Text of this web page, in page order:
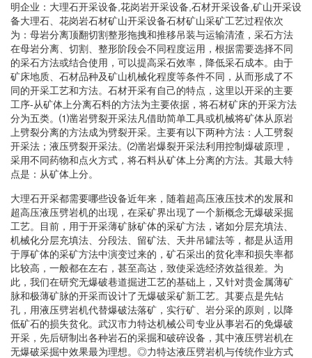
明企业：大理石开采设备,花岗岩开采设备,石材开采设备,矿山开采设
备大理石、花岗岩石材矿山开采设备石材矿山采矿工艺过程依次
为：母岩分离顶翻切割整形拖拽和推移吊装与运输清渣，采石方法
在母岩分离、切割、整形阶段会不同程度运用，根据需要选择不同
的采石方法或结合使用，可以提高采石效率，降低采石成本。由于
矿床地质、石材品种及矿山机械化程度等条件不同，从而形成了不
同的开采工艺和方法。石材开采有自己的特点，这里以开采的主要
工序-从矿体上分离石料的方法为主要依据，将石材矿床的开采方法
分为五类。⑴凿岩劈裂开采法凡借助简单工具或机械将矿体从原岩
上劈裂分离的方法成为劈裂开采。主要有以下两种方法：人工劈裂
开采法；液压劈裂开采法。⑵凿岩爆裂开采法利用控制爆破原理，
采用不同药物和点火方式，将石料从矿体上分离的方法。其最大特
点是：从矿体上分。
大理石开采都需要哪些设备近年来，随着超高压液压技术的发展和
超高压液压劈岩机的出现，在采矿界出现了一个新概念无爆破采掘
工艺。目前，用于开采薄矿脉矿体的采矿方法，诸如分层充填法、
机械化分层充填法、分段法、留矿法、天井吊罐法等，都是从适用
于厚矿体的采矿方法中演变过来的，矿石采出的贫化率和损失率都
比较高，一般都在左右，甚至高达，致使采选经济效益很差。为
此，我们在研究无爆破巷道掘进工艺的基础上，又针对贵金属薄矿
脉和极薄矿脉的开采而设计了无爆破采矿新工艺。其要点是先钻
孔，用液压劈岩机代替爆破法落矿，实行矿、岩分采的原则，以降
低矿石的损失贫化。武汉市力特达机械公司专业从事岩石的免爆破
开采，先后研制出各种岩石的采掘和破碎设备，其中液压劈岩机在
无爆破采掘中效果最为理想。◎力特达液压劈岩机与传统作业方式